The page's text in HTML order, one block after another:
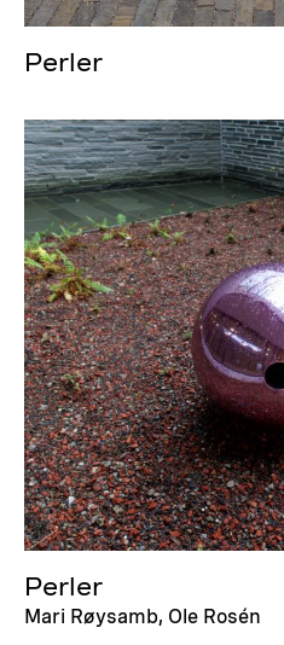
Perler
Perler
Mari Røysamb, Ole Rosén